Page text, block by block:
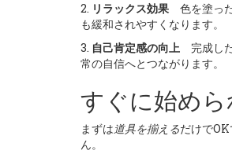
2. リラックス効果 色を塗っ
も緩和されやすくなります。
3. 自己肯定感の向上 完成し
常の自信へとつながります。
すぐに始め
まずは道具を揃えるだけで
ん。